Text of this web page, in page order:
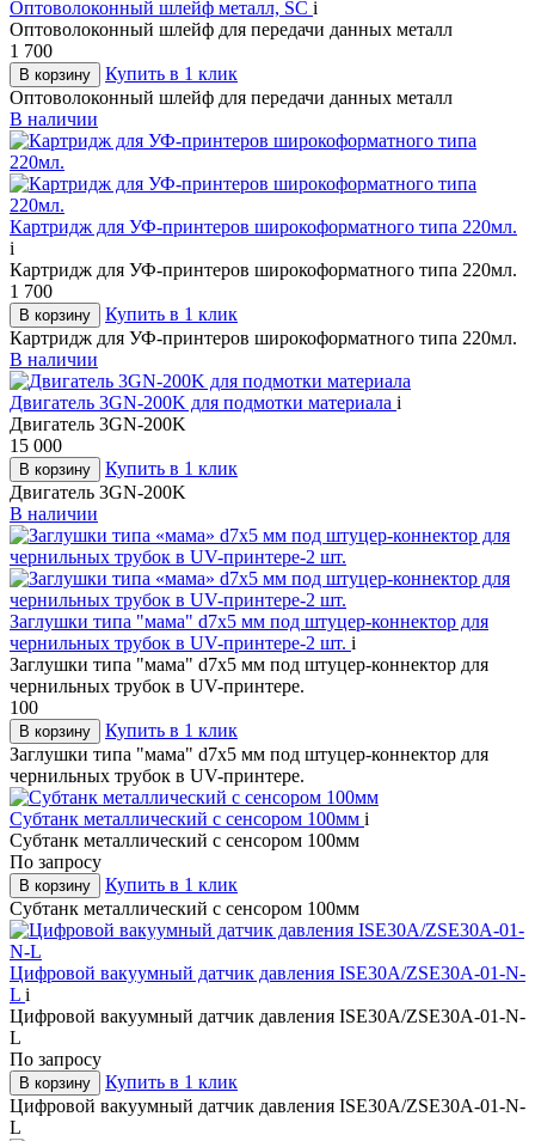
Оптоволоконный шлейф металл, SC i
Оптоволоконный шлейф для передачи данных металл
1 700
В корзину
Купить в 1 клик
Оптоволоконный шлейф для передачи данных металл
В наличии
Картридж для УФ-принтеров широкоформатного типа 220мл.
i
Картридж для УФ-принтеров широкоформатного типа 220мл.
1 700
В корзину
Купить в 1 клик
Картридж для УФ-принтеров широкоформатного типа 220мл.
В наличии
Двигатель 3GN-200K для подмотки материала i
Двигатель 3GN-200K
15 000
В корзину
Купить в 1 клик
Двигатель 3GN-200K
В наличии
Заглушки типа "мама" d7х5 мм под штуцер-коннектор для
чернильных трубок в UV-принтере-2 шт. i
Заглушки типа "мама" d7х5 мм под штуцер-коннектор для
чернильных трубок в UV-принтере.
100
В корзину
Купить в 1 клик
Заглушки типа "мама" d7х5 мм под штуцер-коннектор для
чернильных трубок в UV-принтере.
Субтанк металлический с сенсором 100мм i
Субтанк металлический с сенсором 100мм
По запросу
В корзину
Купить в 1 клик
Субтанк металлический с сенсором 100мм
Цифровой вакуумный датчик давления ISE30A/ZSE30A-01-N-
L i
Цифровой вакуумный датчик давления ISE30A/ZSE30A-01-N-
L
По запросу
В корзину
Купить в 1 клик
Цифровой вакуумный датчик давления ISE30A/ZSE30A-01-N-
L